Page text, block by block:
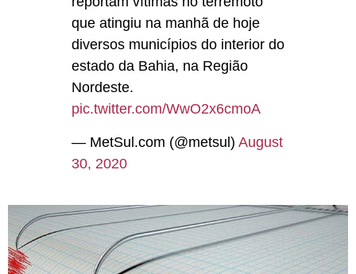
que atingiu na manhã de hoje
diversos municípios do interior do
estado da Bahia, na Região
Nordeste.
pic.twitter.com/WwO2x6cmoA
— MetSul.com (@metsul) August
30, 2020